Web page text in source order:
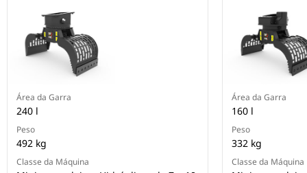
Área da Garra
240 l
Peso
492 kg
Classe da Máquina
Área da Garra
160 l
Peso
332 kg
Classe da Máquina